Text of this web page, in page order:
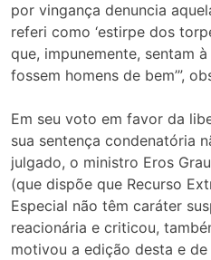
por vingança denuncia
referi como ‘estirpe dos
que, impunemente, sentam
fossem homens de bem’”,
Em seu voto em favor da
sua sentença condenatória
julgado, o ministro Eros
(que dispõe que Recurso
Especial não têm caráter
reacionária e criticou,
motivou a edição desta e